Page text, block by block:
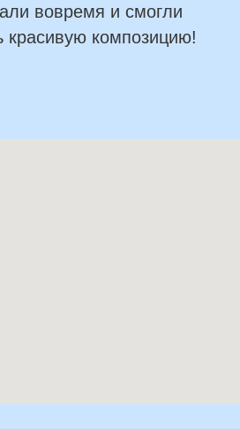
вовремя и смогли
красивую композицию!